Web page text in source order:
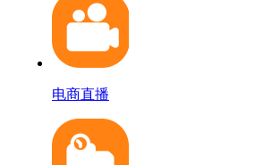
电商直播